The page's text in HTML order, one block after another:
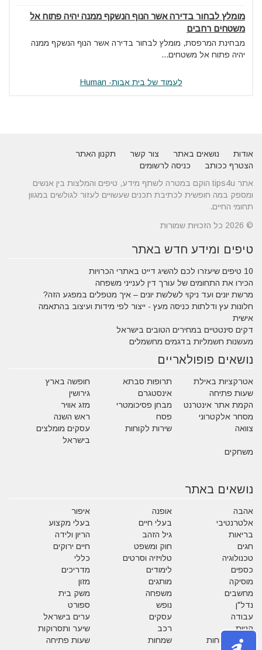
מומלץ לבחור בדירה אשר הנוף הנשקף ממנה יהיה פתוח אל
משטחים רחבים
מבחינת המרפסת, מומלץ לבחור בדירה אשר הנוף הנשקף ממנה
יהיה פתוח אל משטחים...
לעמוד של בית אבות- Human
אודות נושאים באתר צור קשר
תקנון האתר
הצטרף ככותב
כניסה לרשומים
אתר tips4u הוקם במטרה לשתף מידע, טיפים והמלצות בין אנשים
ומספק במה חופשית לכתיבת תכנים שעשויים לעזור לגולשים במגוון
תחומי החיים.
© 2026 כל הזכויות שמורות
טיפים ומידע חדש באתר
10 טיפים שיעזרו לכם להשיג דייט באתרי הכרויות
הכירו את התחומים של עורך דין לענייני משפחה
מרשת יונים ועד ניקוי לשלשת יונים – איך מטפלים במפגע הזה?
חלונות עץ ודלתות כניסה מעץ - ייצור לפי מידות ועיצוב בהתאמה
אישית
דקים סינטטיים במחירים הטובים בישראל
מעשנות חשמליות בדגמים מחשמלים
נושאים פופולאריים
אטרקציות באילת תרופות סבתא
חופשה בארץ
שעות פתיחה
אינסטגרם
גירושין
הקמת אתר אינטרנט
מבחן פסיכומטרי
מזג אוויר
מסחר אלקטרוני
פסח
ראש השנה
צוואה
שירות לקוחות
עסקים מומלצים
בישראל
משחקים
נושאים באתר
אהבה אופנה
איפור
אלטרנטיבי
בעלי חיים
בעלי מקצוע
בריאות
גיל הזהב
הריון ולידה
חגים
חוק ומשפט
חיים ירוקים
טכנולוגיה
טלויזיה וסרטים
כללי
כספים
לימודים
מדריכים
מוסיקה
מותגים
מזון
מחשבים
משפחה
משק בית
נדל"ן
נופש
ספורט
עבודה
עסקים
ערים בישראל
קניות
רכב
שיער ותסרוקות
שירות לקוחות
שמחות
שעות פתיחה